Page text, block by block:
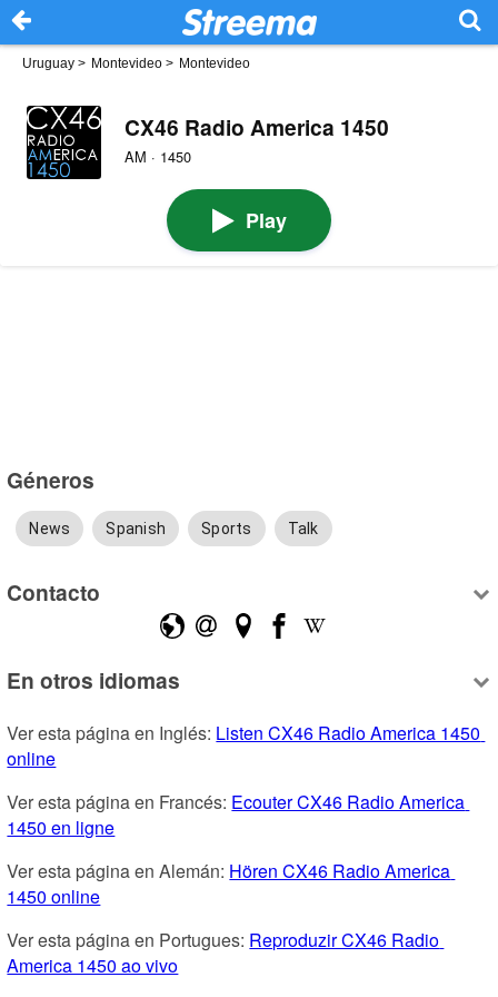
Uruguay > Montevideo > Montevideo
CX46 Radio America 1450
AM · 1450
Play
Géneros
News Spanish Sports Talk
Contacto
En otros idiomas
Ver esta página en Inglés: Listen CX46 Radio America 1450
online
Ver esta página en Francés: Ecouter CX46 Radio America
1450 en ligne
Ver esta página en Alemán: Hören CX46 Radio America
1450 online
Ver esta página en Portugues: Reproduzir CX46 Radio
America 1450 ao vivo